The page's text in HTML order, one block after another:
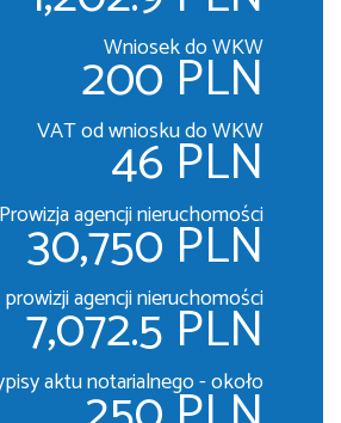
Wniosek do WKW
200 PLN
VAT od wniosku do WKW
46 PLN
Prowizja agencji nieruchomości
30,750 PLN
agencji nieruchomości
7,072.5 PLN
aktu notarialnego - około